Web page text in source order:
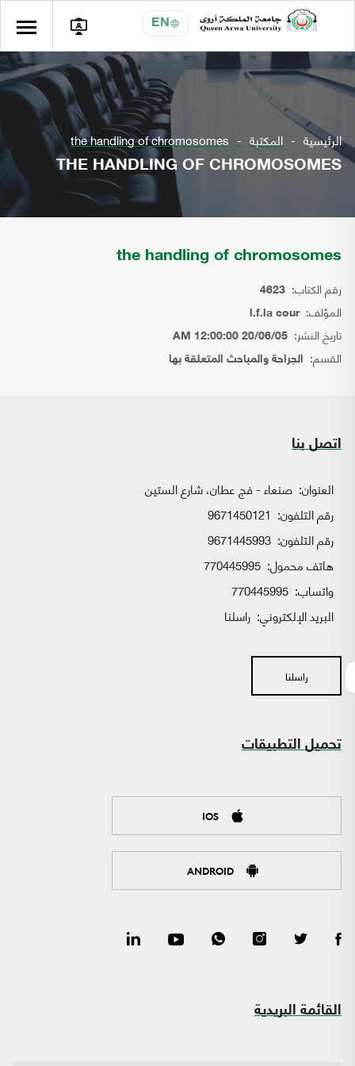
EN
الرئيسية المكتبة the handling of chromosomes
THE HANDLING OF CHROMOSOMES
the handling of chromosomes
رقم الكتاب: 4623
المؤلف:l.f.la cour
تاريخ النشر: 20/06/05 12:00:00 AM
القسم: الجراحة والمباحث المتعلقة بها
اتصل بنا
العنوان: صنعاء - فج عطان، شارع الستين
رقم التلفون: 9671450121
رقم التلفون: 9671445993
هاتف محمول: 770445995
واتساب:
البريد الإلكتروني: راسلنا
راسلنا
تحميل التطبيقات
IOS
ANDROID
القائمة البريدية